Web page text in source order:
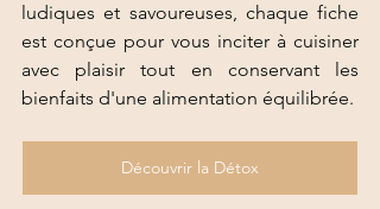
ludiques et savoureuses, chaque fiche
est conçue pour vous inciter à cuisiner
avec plaisir tout en conservant les
bienfaits d'une alimentation équilibrée.
Découvrir la Détox